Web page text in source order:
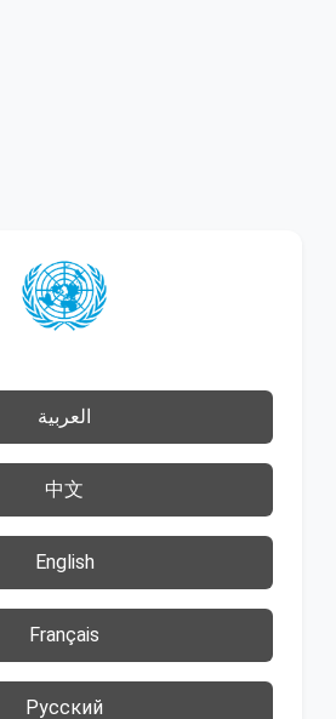
العربية
中文
English
Français
Русский